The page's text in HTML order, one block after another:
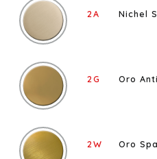
2A Nichel
2G Oro
2W Oro